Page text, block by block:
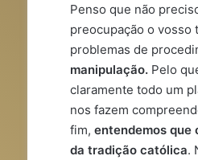
Penso que não
preocupação o vosso
problemas de
manipulação.Pelo
claramente todo um
nos fazem
fim, entendemos que
da tradição católica.